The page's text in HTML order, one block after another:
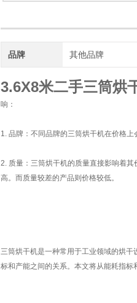
品牌 其他品牌
3.6X8米二手三筒烘
响：
1. 品牌：不同品牌的三筒烘干机在价格
2. 质量：三筒烘干机的质量直接影响着
高。而质量较差的产品则价格较低。
三筒烘干机是一种常用于工业领域的烘
标和产能之间的关系。本文将从能耗指